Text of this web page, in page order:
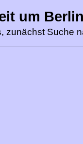
um
zunächst Suche